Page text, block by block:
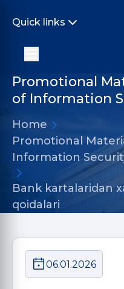
Quick links
Promotional
of Information
Home
Promotional
Information
Bank kartalaridan
qoidalari
06.01.2026